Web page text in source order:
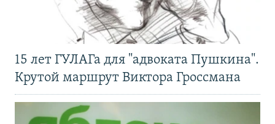
15 лет ГУЛАГа для "адвоката Пушкина".
Крутой маршрут Виктора Гроссмана